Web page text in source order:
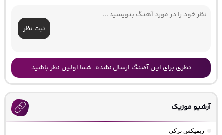
ثبت نظر
نظری برای این آهنگ ارسال نشده، شما اولین نظر باشید
آرشیو موزیک
ریمیکس ترکی